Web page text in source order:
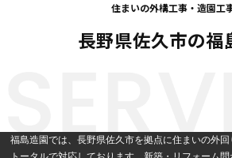
住まいの外構工事・造園工
長野県佐久市の福
福島造園では、長野県佐久市を拠点に住まいの外